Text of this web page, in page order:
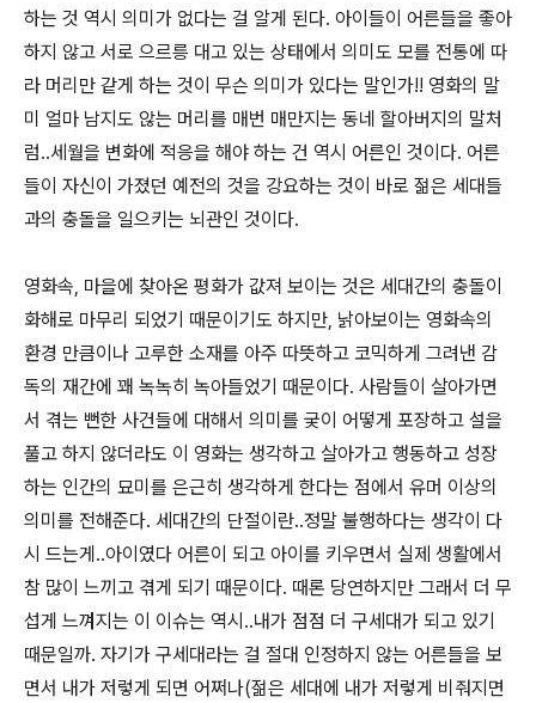
하는 것 역시 의미가 없다는 걸 알게 된다. 아이들이 어른들을 좋아
하지 않고 서로 으르릉 대고 있는 상태에서 의미도 모를 전통에 따
라 머리만 같게 하는 것이 무슨 의미가 있다는 말인가!! 영화의 말
미 얼마 남지도 않는 머리를 매번 매만지는 동네 할아버지의 말처
럼..세월을 변화에 적응을 해야 하는 건 역시 어른인 것이다. 어른
들이 자신이 가졌던 예전의 것을 강요하는 것이 바로 젊은 세대들
과의 충돌을 일으키는 뇌관인 것이다.
영화속, 마을에 찾아온 평화가 값져 보이는 것은 세대간의 충돌이
화해로 마무리 되었기 때문이기도 하지만, 낡아보이는 영화속의
환경 만큼이나 고루한 소재를 아주 따뜻하고 코믹하게 그려낸 감
독의 재간에 꽤 녹녹히 녹아들었기 때문이다. 사람들이 살아가면
서 겪는 뻔한 사건들에 대해서 의미를 궂이 어떻게 포장하고 설을
풀고 하지 않더라도 이 영화는 생각하고 살아가고 행동하고 성장
하는 인간의 묘미를 은근히 생각하게 한다는 점에서 유머 이상의
의미를 전해준다. 세대간의 단절이란..정말 불행하다는 생각이 다
시 드는게..아이였다 어른이 되고 아이를 키우면서 실제 생활에서
참 많이 느끼고 겪게 되기 때문이다. 때론 당연하지만 그래서 더 무
섭게 느껴지는 이 이슈는 역시..내가 점점 더 구세대가 되고 있기
때문일까. 자기가 구세대라는 걸 절대 인정하지 않는 어른들을 보
면서 내가 저렇게 되면 어쩌나(젊은 세대에 내가 저렇게 비줘지면